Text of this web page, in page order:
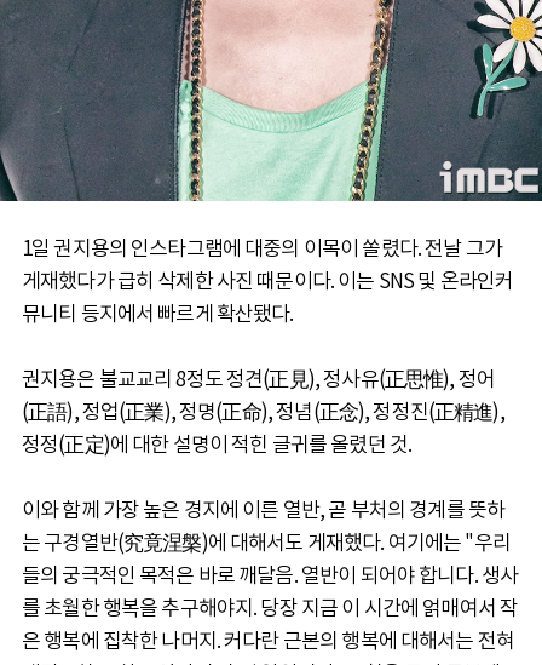
1일 권지용의 인스타그램에 대중의 이목이 쏠렸다. 전날 그가
게재했다가 급히 삭제한 사진 때문이다. 이는 SNS 및 온라인커
뮤니티 등지에서 빠르게 확산됐다.
권지용은 불교교리 8정도 정견(正見), 정사유(正思惟), 정어
(正語), 정업(正業), 정명(正命), 정념(正念), 정정진(正精進),
정정(正定)에 대한 설명이 적힌 글귀를 올렸던 것.
이와 함께 가장 높은 경지에 이른 열반, 곧 부처의 경계를 뜻하
는 구경열반(究竟涅槃)에 대해서도 게재했다. 여기에는 "우리
들의 궁극적인 목적은 바로 깨달음. 열반이 되어야 합니다. 생사
를 초월한 행복을 추구해야지. 당장 지금 이 시간에 얽매여서 작
은 행복에 집착한 나머지. 커다란 근본의 행복에 대해서는 전혀